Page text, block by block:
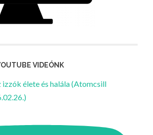
VIDEÓNK
élete és halála (Atomcsill